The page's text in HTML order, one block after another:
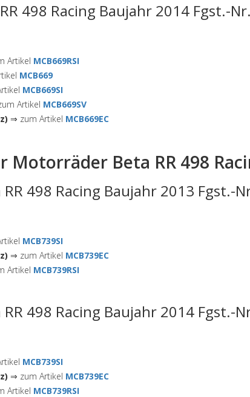
498 Racing Baujahr 2014 Fgst.-
Artikel MCB669RSI
MCB669
MCB669SI
Artikel MCB669SV
⇒ zum Artikel MCB669EC
Motorräder Beta RR 498
498 Racing Baujahr 2013 Fgst.-
MCB739SI
⇒ zum Artikel MCB739EC
Artikel MCB739RSI
498 Racing Baujahr 2014 Fgst.-
MCB739SI
⇒ zum Artikel MCB739EC
Artikel MCB739RSI